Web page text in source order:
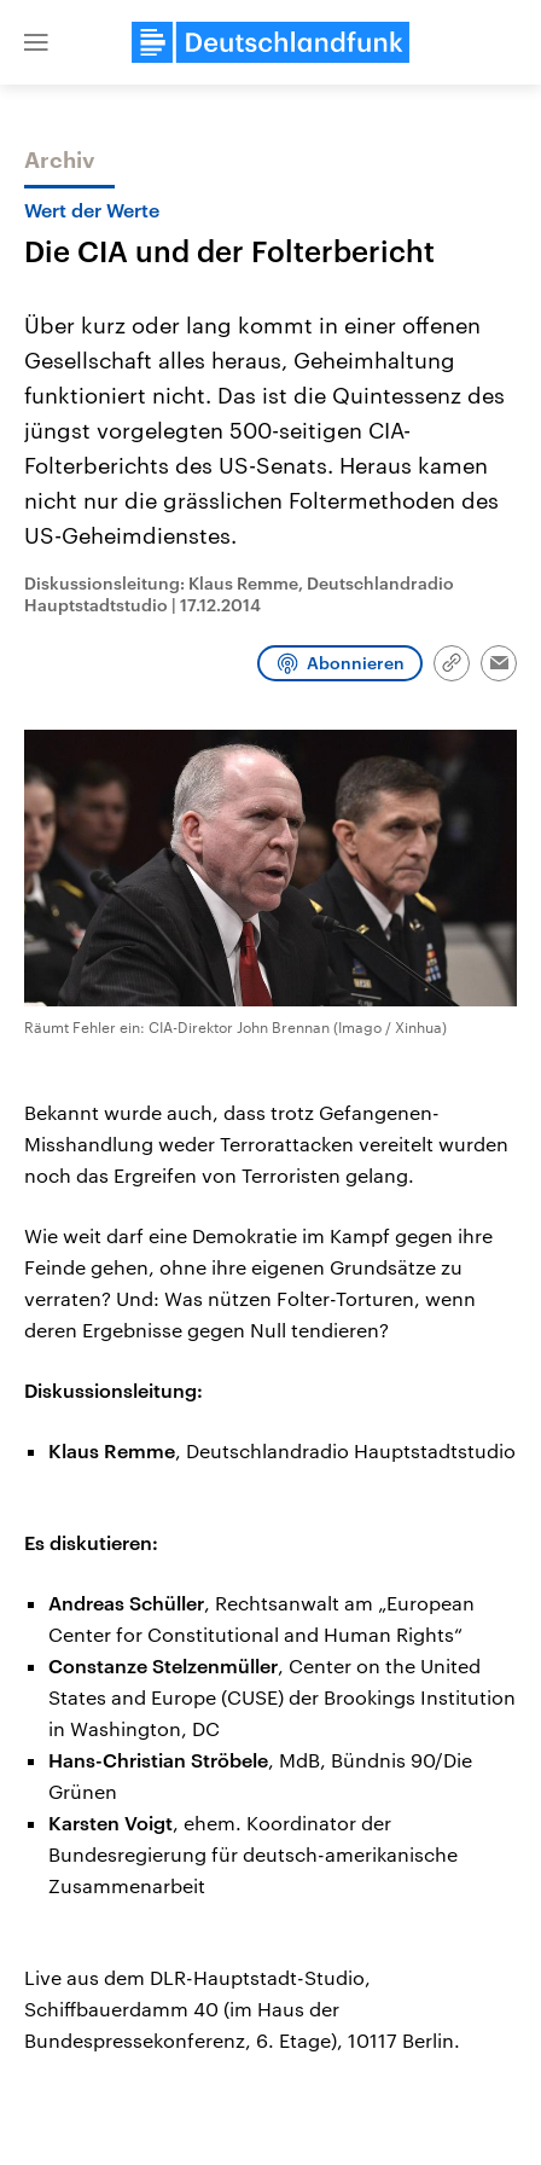
Close
Themen
Landtagswahl Sachsen-Anhalt
2026
Alle Informationen
Sachsen-Anhalt wählt am 6.
September 2026 einen neuen
Landtag. Seit 2021 wird das
Bundesland von einer Koalition aus
Umfragen, Prognosen,
Wahlprogramme, aktuelle Berichte
und Hintergründe zu den Parteien
Aktuelle Beiträge,
Hintergründe
Wirtschaftlich und
gehören die Vereinigten
Sendungen Programm
Archiv
Wert der Werte
Die CIA und der Folterbericht
Über kurz oder lang kommt in einer offenen
Gesellschaft alles heraus, Geheimhaltung
funktioniert nicht. Das ist die Quintessenz des
jüngst vorgelegten 500-seitigen CIA-
Folterberichts des US-Senats. Heraus kamen
nicht nur die grässlichen Foltermethoden des
US-Geheimdienstes.
Diskussionsleitung: Klaus Remme, Deutschlandradio
Hauptstadtstudio | 17.12.2014
Abonnieren
Link
Räumt Fehler ein: CIA-Direktor John Brennan (Imago / Xinhua)
Bekannt wurde auch, dass trotz Gefangenen-
Misshandlung weder Terrorattacken vereitelt wurden
noch das Ergreifen von Terroristen gelang.
Wie weit darf eine Demokratie im Kampf gegen ihre
Feinde gehen, ohne ihre eigenen Grundsätze zu
verraten? Und: Was nützen Folter-Torturen, wenn
deren Ergebnisse gegen Null tendieren?
Diskussionsleitung:
Klaus Remme, Deutschlandradio Hauptstadtstudio
Es diskutieren:
Andreas Schüller, Rechtsanwalt am „European
Center for Constitutional and Human Rights“
Constanze Stelzenmüller, Center on the United
States and Europe (CUSE) der Brookings Institution
in Washington, DC
Hans-Christian Ströbele, MdB, Bündnis 90/Die
Grünen
Karsten Voigt, ehem. Koordinator der
Bundesregierung für deutsch-amerikanische
Zusammenarbeit
Live aus dem DLR-Hauptstadt-Studio,
Schiffbauerdamm 40 (im Haus der
Bundespressekonferenz, 6. Etage), 10117 Berlin.